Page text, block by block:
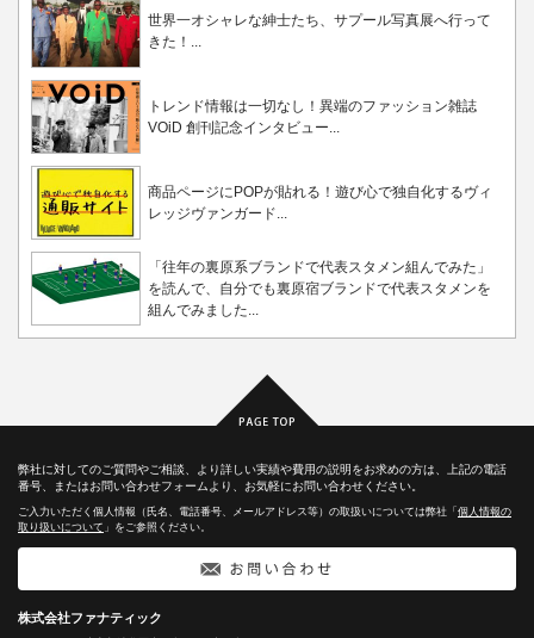
世界一オシャレな紳士たち、サプール写真展へ行って
きた！...
トレンド情報は一切なし！異端のファッション雑誌
VOiD 創刊記念インタビュー...
商品ページにPOPが貼れる！遊び心で独自化するヴィ
レッジヴァンガード...
「往年の裏原系ブランドで代表スタメン組んでみた」
を読んで、自分でも裏原宿ブランドで代表スタメンを
組んでみました...
弊社に対してのご質問やご相談、より詳しい実績や費用の説明をお求めの方は、上記の電話
番号、またはお問い合わせフォームより、お気軽にお問い合わせください。
ご入力いただく個人情報（氏名、電話番号、メールアドレス等）の取扱いについては弊社「 個人情報の
取り扱いについて 」をご参照ください。
株式会社ファナティック